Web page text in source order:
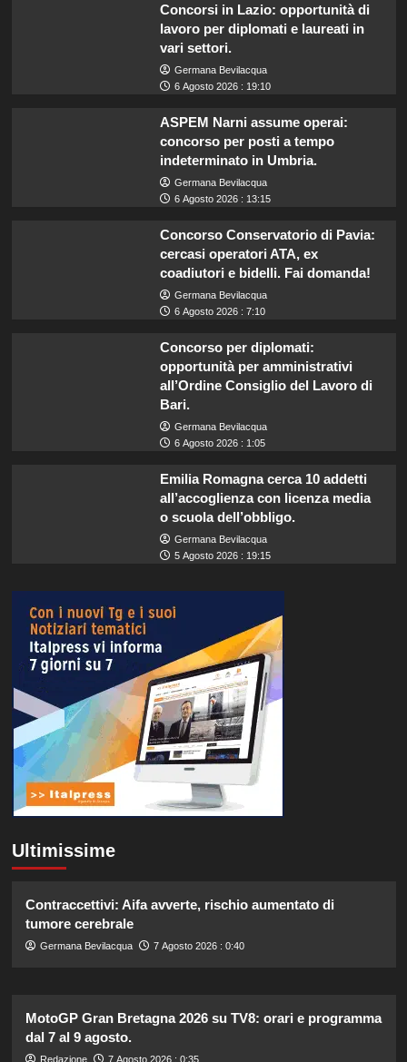
Concorsi in Lazio: opportunità di
lavoro per diplomati e laureati in
vari settori.
Germana Bevilacqua
6 Agosto 2026 : 19:10
ASPEM Narni assume operai:
concorso per posti a tempo
indeterminato in Umbria.
Germana Bevilacqua
6 Agosto 2026 : 13:15
Concorso Conservatorio di Pavia:
cercasi operatori ATA, ex
coadiutori e bidelli. Fai domanda!
Germana Bevilacqua
6 Agosto 2026 : 7:10
Concorso per diplomati:
opportunità per amministrativi
all’Ordine Consiglio del Lavoro di
Bari.
Germana Bevilacqua
6 Agosto 2026 : 1:05
Emilia Romagna cerca 10 addetti
all’accoglienza con licenza media
o scuola dell’obbligo.
Germana Bevilacqua
5 Agosto 2026 : 19:15
Ultimissime
Contraccettivi: Aifa avverte, rischio aumentato di
tumore cerebrale
Germana Bevilacqua 7 Agosto 2026 : 0:40
MotoGP Gran Bretagna 2026 su TV8: orari e programma
dal 7 al 9 agosto.
Redazione 7 Agosto 2026 : 0:35